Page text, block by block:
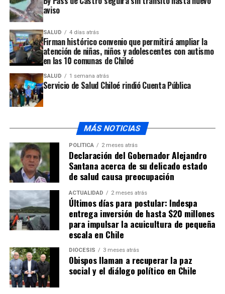
aviso
SALUD 4 días atrás
Firman histórico convenio que permitirá ampliar la
atención de niñas, niños y adolescentes con autismo
en las 10 comunas de Chiloé
SALUD 1 semana atrás
Servicio de Salud Chiloé rindió Cuenta Pública
MÁS NOTICIAS
POLÍTICA 2 meses atrás
Declaración del Gobernador Alejandro
Santana acerca de su delicado estado
de salud causa preocupación
ACTUALIDAD 2 meses atrás
Últimos días para postular: Indespa
entrega inversión de hasta $20 millones
para impulsar la acuicultura de pequeña
escala en Chile
DIÓCESIS 3 meses atrás
Obispos llaman a recuperar la paz
social y el diálogo político en Chile